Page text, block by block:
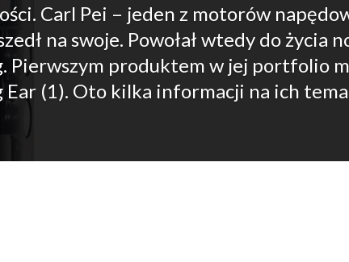
Carl Pei – jeden z motorów
na swoje. Powołał wtedy do życia
Pierwszym produktem w jej portfolio
Ear (1). Oto kilka informacji na ich